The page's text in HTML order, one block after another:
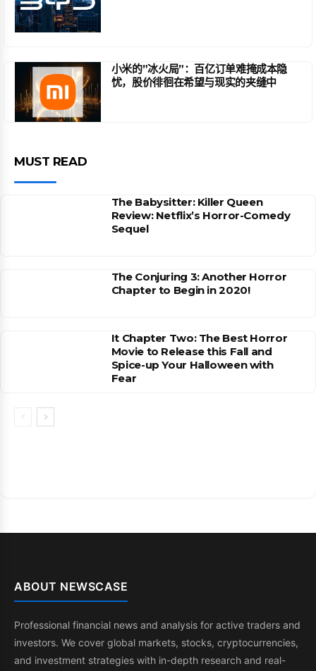
小米的”冰火局”：百亿订单难掩成本隐
忧，股价徘徊在希望与现实的夹缝中
MUST READ
The Babysitter: Killer Queen
Review: Netflix’s Horror-Comedy
Sequel
The Conjuring 3: Another Horror
Chapter to Begin in 2020!
It Chapter Two: The Best Horror
Movie to Release this Fall and
Spice-up Your Halloween with
Fear
ABOUT NEWSCASE
Professional financial news and analysis for active traders and
investors. We cover global markets, stocks, cryptocurrencies,
and investment strategies with in-depth research and real-